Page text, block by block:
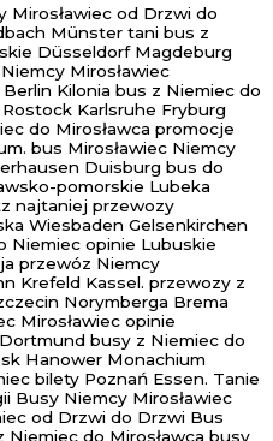
Mirosławiec od Drzwi do
Münster tani bus z
Düsseldorf Magdeburg
Mirosławiec
Kilonia bus z Niemiec do
Karlsruhe Fryburg
do Mirosławca promocje
bus Mirosławiec Niemcy
Duisburg bus do
pomorskie Lubeka
najtaniej przewozy
Wiesbaden Gelsenkirchen
Niemiec opinie Lubuskie
przewóz Niemcy
Krefeld Kassel. przewozy z
Norymberga Brema
Mirosławiec opinie
busy z Niemiec do
Hanower Monachium
bilety Poznań Essen. Tanie
Busy Niemcy Mirosławiec
od Drzwi do Drzwi Bus
Niemiec do Mirosławca busy